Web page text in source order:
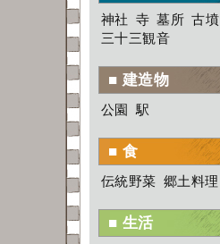
神社 寺 墓所 古墳
三十三観音
■ 建造物
公園 駅
■ 食
伝統野菜 郷土料理
■ 生活